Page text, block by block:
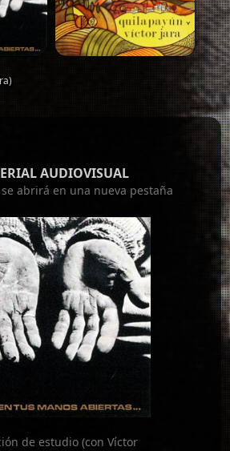
AUDIOVISUAL
abrirá en una nueva pestaña
de estudio (con Víctor